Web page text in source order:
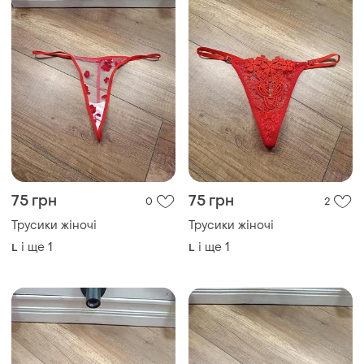
75 грн 0
Трусики жіночі
L і ще 1
75 грн 2
Трусики жіночі
L і ще 1